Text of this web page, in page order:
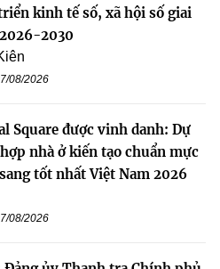
kinh tế số, xã hội số giai
2030
08/2026
Square được vinh danh: Dự
nhà ở kiến tạo chuẩn mực
tốt nhất Việt Nam 2026
08/2026